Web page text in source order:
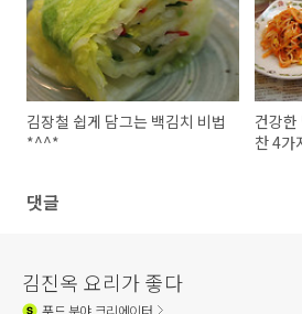
김장철 쉽게 담그는 백김치 비법
*^^*
건강
찬 4
댓글
김진옥 요리가 좋다
푸드분야 크리에이터